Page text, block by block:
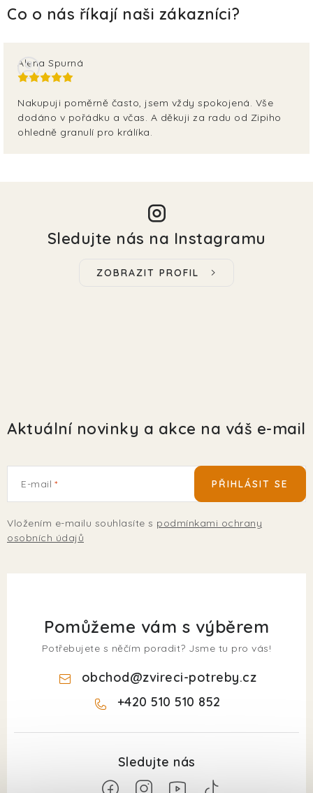
Alena Spurná
Nakupuji poměrně často, jsem vždy spokojená. Vše
dodáno v pořádku a včas. A děkuji za radu od Zipiho
ohledně granulí pro králíka.
Sledujte nás na Instagramu
ZOBRAZIT PROFIL
Aktuální novinky a akce na váš e-mail
E-mail
Vložením e-mailu souhlasíte s podmínkami ochrany
osobních údajů
PŘIHLÁSIT SE
Pomůžeme vám s výběrem
Potřebujete s něčím poradit? Jsme tu pro vás!
obchod@zvireci-potreby.cz
+420 510 510 852